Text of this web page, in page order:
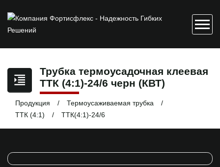
Трубка термоусадочная клеевая
ТТК (4:1)-24/6 черн (КВТ)
Продукция
Термоусаживаемая трубка
ТТК (4:1)
ТТК(4:1)-24/6